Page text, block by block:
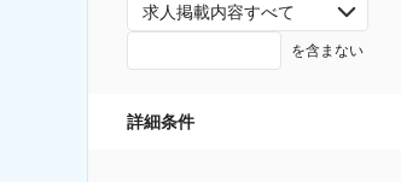
求人掲載内容すべて
を含まない
詳細条件